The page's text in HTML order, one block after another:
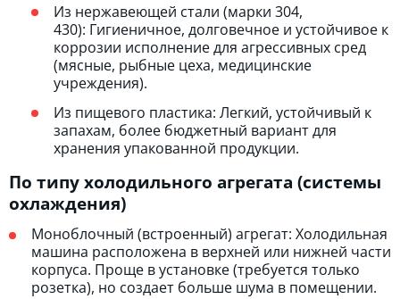
Из нержавеющей стали (марки 304,
430): Гигиеничное, долговечное и устойчивое к
коррозии исполнение для агрессивных сред
(мясные, рыбные цеха, медицинские
учреждения).
Из пищевого пластика: Легкий, устойчивый к
запахам, более бюджетный вариант для
хранения упакованной продукции.
По типу холодильного агрегата (системы
охлаждения)
Моноблочный (встроенный) агрегат: Холодильная
машина расположена в верхней или нижней части
корпуса. Проще в установке (требуется только
розетка), но создает больше шума в помещении.